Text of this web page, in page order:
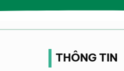
THÔNG TIN